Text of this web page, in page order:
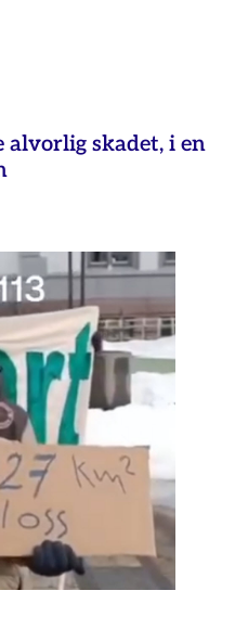
alvorlig skadet, i en